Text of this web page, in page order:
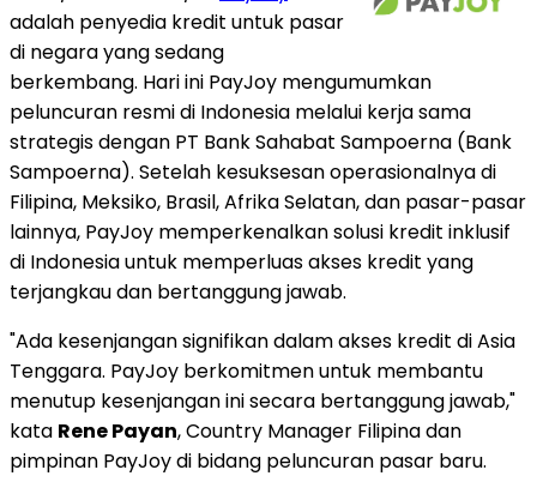
adalah penyedia kredit untuk pasar
di negara yang sedang
berkembang. Hari ini PayJoy mengumumkan
peluncuran resmi di Indonesia melalui kerja sama
strategis dengan PT Bank Sahabat Sampoerna (Bank
Sampoerna). Setelah kesuksesan operasionalnya di
Filipina, Meksiko, Brasil, Afrika Selatan, dan pasar-pasar
lainnya, PayJoy memperkenalkan solusi kredit inklusif
di Indonesiauntuk memperluas akses kredit yang
terjangkau dan bertanggung jawab.
"Ada kesenjangan signifikan dalam akses kredit diAsia
Tenggara. PayJoy berkomitmen untuk membantu
menutup kesenjangan ini secara bertanggung jawab,"
kata Rene Payan, Country Manager Filipina dan
pimpinan PayJoy di bidang peluncuran pasar baru.